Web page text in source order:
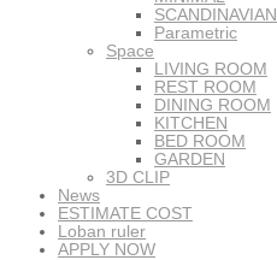
SCANDINAVIAN
Parametric
Space
LIVING ROOM
REST ROOM
DINING ROOM
KITCHEN
BED ROOM
GARDEN
3D CLIP
News
ESTIMATE COST
Loban ruler
APPLY NOW